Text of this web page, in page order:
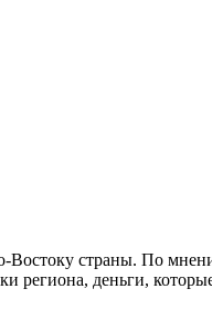
Востоку страны. По
региона, деньги,